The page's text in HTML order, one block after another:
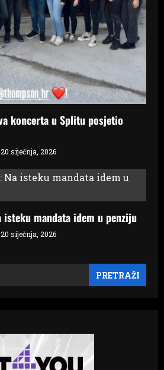
koncerta u Splitu posjetio
20 siječnja, 2026
mandata idem u penziju
20 siječnja, 2026